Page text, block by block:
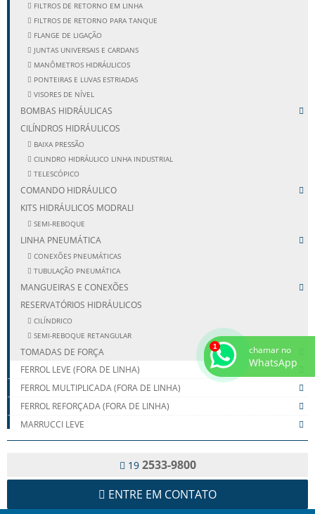
FILTROS DE RETORNO EM LINHA
FILTROS DE RETORNO PARA TANQUE
FLANGE DE LIGAÇÃO
JUNTAS UNIVERSAIS E CARDANS
MANÔMETROS HIDRÁULICOS
PONTEIRAS E LUVAS ESTRIADAS
VISORES DE NÍVEL
BOMBAS HIDRÁULICAS
CILÍNDROS HIDRÁULICOS
BAIXA PRESSÃO
CILINDRO HIDRÁULICO LINHA INDUSTRIAL
TELESCÓPICO
COMANDO HIDRÁULICO
KITS HIDRÁULICOS MODRALI
SEMI-REBOQUE
LINHA PNEUMÁTICA
CONEXÕES PNEUMÁTICAS
TUBULAÇÃO PNEUMÁTICA
MANGUEIRAS E CONEXÕES
RESERVATÓRIOS HIDRÁULICOS
CILÍNDRICO
SEMI-REBOQUE RETANGULAR
TOMADAS DE FORÇA
FERROL LEVE (FORA DE LINHA)
FERROL MULTIPLICADA (FORA DE LINHA)
FERROL REFORÇADA (FORA DE LINHA)
MARRUCCI LEVE
MARRUCCI MULTIPLICADA
TAKARADA MULTIPLICADA
TAKARADA REFORÇADA
19 2533-9800
ENTRE EM CONTATO
chamar no
WhatsApp